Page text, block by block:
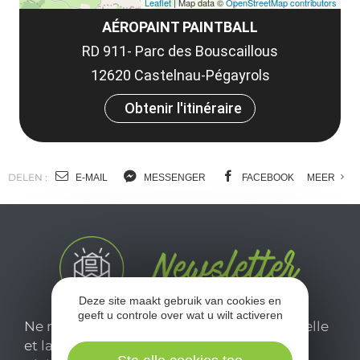
AÉROPAINT PAINTBALL
RD 911- Parc des Bouscaillous
12620 Castelnau-Pégayrols
Obtenir l'itinéraire
Leaflet | Map data ©OpenStreetMap contributors
DELEN : E-MAIL MESSENGER FACEBOOK MEER
Ne manquez pas notre newsletter mensuelle
et laissez-vous inspirer pour profiter
Deze site maakt gebruik van cookies en
geeft u controle over wat u wilt activeren